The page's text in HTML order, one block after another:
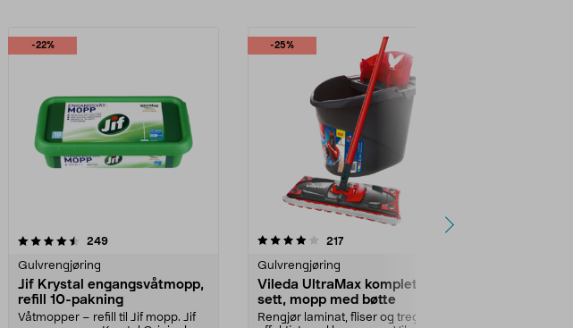
-22%
249anmeldelser
Gulvrengjøring
Jif Krystal engangsvåtmopp,
refill 10-pakning
Våtmopper – refill til Jif mopp. Jif
-25%
4.0 av 5 stjerner 217anmeldelser
Gulvrengjøring
Vileda UltraMax komplett
sett, mopp med bøtte
Rengjør laminat, fliser og tregulv
4.5 av 5 stjerner